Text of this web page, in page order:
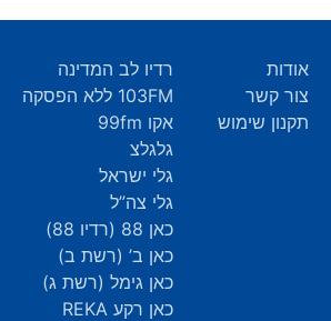
אודות
צור קשר
תקנון שימוש
רדיו לב המדינה
103FM ללא הפסקה
אקו 99fm
גלגלצ
גלי ישראל
גלי צה”ל
כאן 88 (רדיו 88)
כאן ב’ (רשת ב)
כאן גימל (רשת ג)
כאן רקע REKA